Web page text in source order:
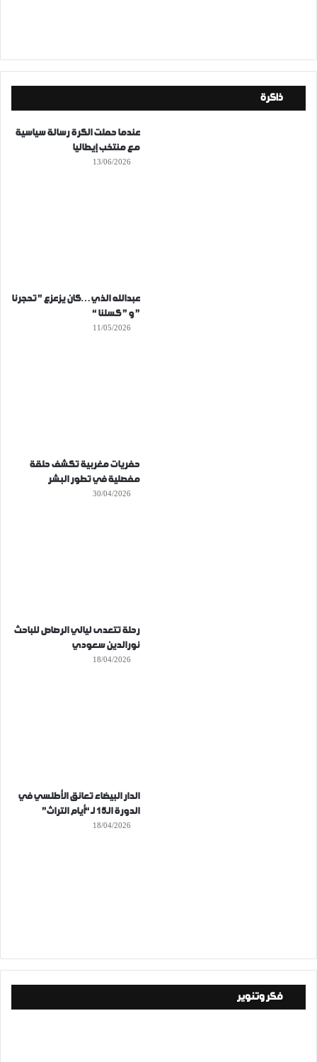
ذاكرة
عندما حملت الكرة رسالة سياسية
مع منتخب إيطاليا
13/06/2026
عبدالله الذي…كان يزعزع ” تحجرنا
” و ” كسلنا “
11/05/2026
حفريات مغربية تكشف حلقة
مفصلية في تطور البشر
30/04/2026
رحلة تتعدى ليالي الرصاص للباحث
نورالدين سعودي
18/04/2026
الدار البيضاء تعانق الأطلسي في
الدورة الـ15 لـ “أيام التراث”
18/04/2026
فكر وتنوير